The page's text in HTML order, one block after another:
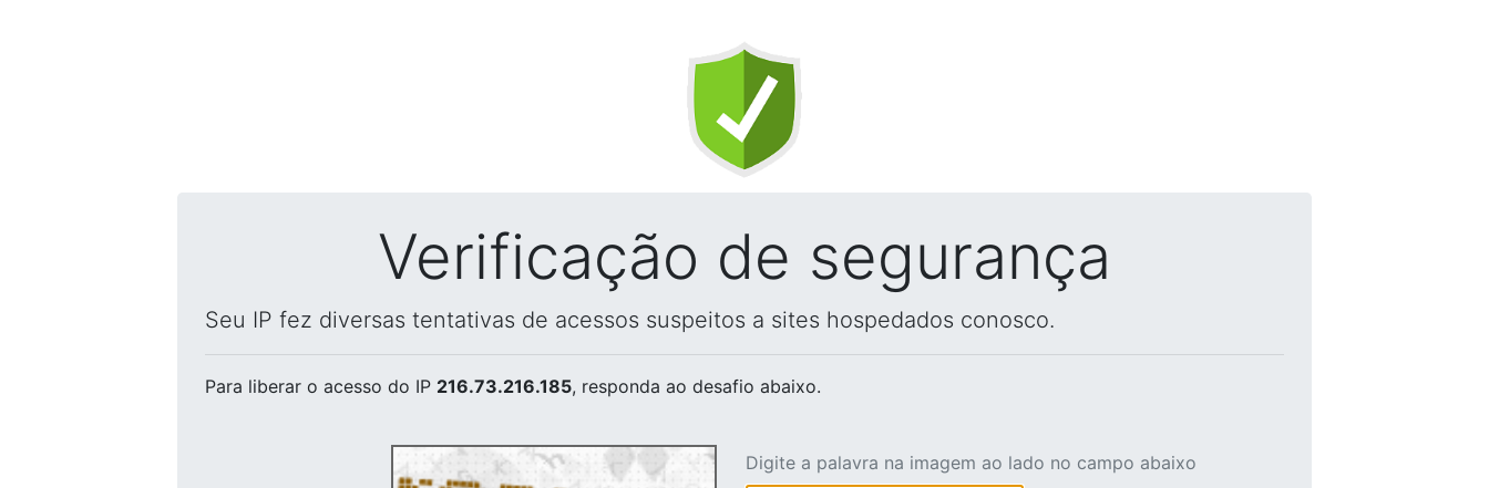
Verificação de segurança
Seu IP fez diversas tentativas de acessos suspeitos a sites hospedados conosco.
Para liberar o acesso do IP 216.73.216.185, responda ao desafio abaixo.
Digite a palavra na imagem ao lado no campo abaixo